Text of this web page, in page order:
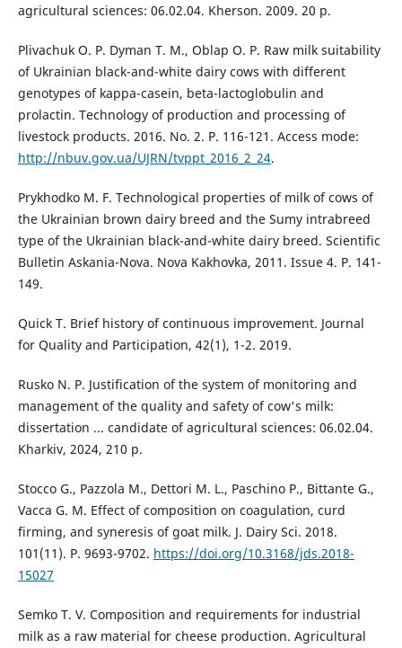
agricultural sciences: 06.02.04. Kherson. 2009. 20 p.
Plivachuk O. P. Dyman T. M., Oblap O. P. Raw milk suitability
of Ukrainian black-and-white dairy cows with different
genotypes of kappa-casein, beta-lactoglobulin and
prolactin. Technology of production and processing of
livestock products. 2016. No. 2. P. 116-121. Access mode:
http://nbuv.gov.ua/UJRN/tvppt_2016_2_24.
Prykhodko M. F. Technological properties of milk of cows of
the Ukrainian brown dairy breed and the Sumy intrabreed
type of the Ukrainian black-and-white dairy breed. Scientific
Bulletin Askania-Nova. Nova Kakhovka, 2011. Issue 4. P. 141-
149.
Quick T. Brief history of continuous improvement. Journal
for Quality and Participation, 42(1), 1-2. 2019.
Rusko N. P. Justification of the system of monitoring and
management of the quality and safety of cow's milk:
dissertation ... candidate of agricultural sciences: 06.02.04.
Kharkiv, 2024, 210 p.
Stocco G., Pazzola M., Dettori M. L., Paschino P., Bittante G.,
Vacca G. M. Effect of composition on coagulation, curd
firming, and syneresis of goat milk. J. Dairy Sci. 2018.
101(11). P. 9693-9702. https://doi.org/10.3168/jds.2018-
15027
Semko T. V. Composition and requirements for industrial
milk as a raw material for cheese production. Agricultural